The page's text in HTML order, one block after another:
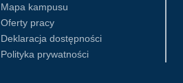
Mapa kampusu
Oferty pracy
Deklaracja dostępności
Polityka prywatności